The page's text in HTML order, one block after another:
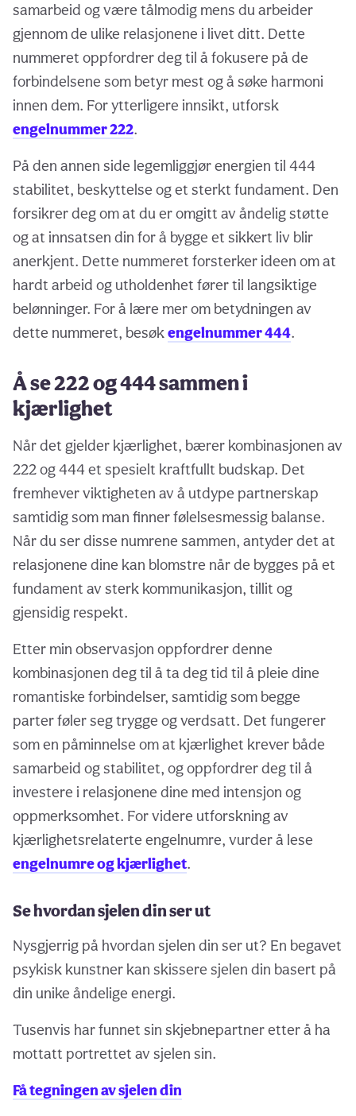
samarbeid og være tålmodig mens du arbeider
gjennom de ulike relasjonene i livet ditt. Dette
nummeret oppfordrer deg til å fokusere på de
forbindelsene som betyr mest og å søke harmoni
innen dem. For ytterligere innsikt, utforsk
engelnummer 222.
På den annen side legemliggjør energien til 444
stabilitet, beskyttelse og et sterkt fundament. Den
forsikrer deg om at du er omgitt av åndelig støtte
og at innsatsen din for å bygge et sikkert liv blir
anerkjent. Dette nummeret forsterker ideen om at
hardt arbeid og utholdenhet fører til langsiktige
belønninger. For å lære mer om betydningen av
dette nummeret, besøkengelnummer 444.
Å se 222 og 444 sammen i
kjærlighet
Når det gjelder kjærlighet, bærer kombinasjonen av
222 og 444 et spesielt kraftfullt budskap. Det
fremhever viktigheten av å utdype partnerskap
samtidig som man finner følelsesmessig balanse.
Når du ser disse numrene sammen, antyder det at
relasjonene dine kan blomstre når de bygges på et
fundament av sterk kommunikasjon, tillit og
gjensidig respekt.
Etter min observasjon oppfordrer denne
kombinasjonen deg til å ta deg tid til å pleie dine
romantiske forbindelser, samtidig som begge
parter føler seg trygge og verdsatt. Det fungerer
som en påminnelse om at kjærlighet krever både
samarbeid og stabilitet, og oppfordrer deg til å
investere i relasjonene dine med intensjon og
oppmerksomhet. For videre utforskning av
kjærlighetsrelaterte engelnumre, vurder å lese
engelnumre og kjærlighet.
Se hvordan sjelen din ser ut
Nysgjerrig på hvordan sjelen din ser ut? En begavet
psykisk kunstner kan skissere sjelen din basert på
din unike åndelige energi.
Tusenvis har funnet sin skjebnepartner etter å ha
mottatt portrettet av sjelen sin.
Få tegningen av sjelen din